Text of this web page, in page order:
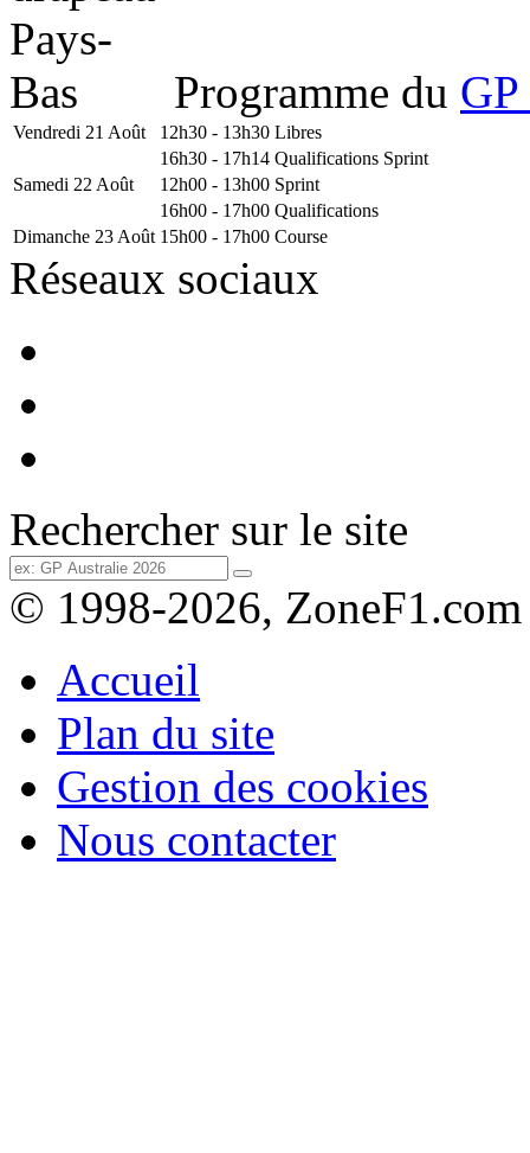
Programme du
Vendredi 21 Août 12h30 - 13h30 Libres
16h30 - 17h14 Qualifications Sprint
Samedi 22 Août
12h00 - 13h00 Sprint
16h00 - 17h00 Qualifications
Dimanche 23 Août 15h00 - 17h00 Course
Réseaux sociaux
Rechercher sur le site
© 1998-2026, ZoneF1.com
Accueil
Plan du site
Gestion des cookies
Nous contacter